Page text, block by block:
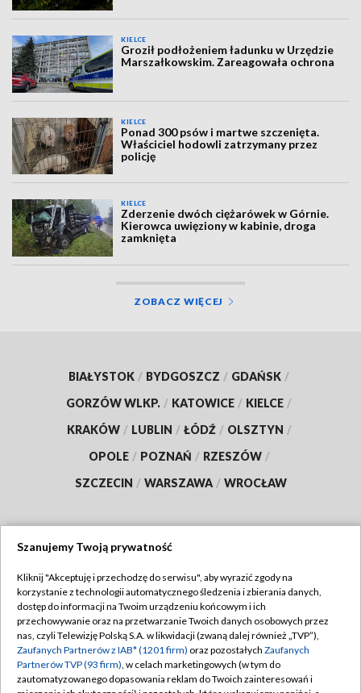
KIELCE
Groził podłożeniem ładunku w Urzędzie
Marszałkowskim. Zareagowała ochrona
KIELCE
Ponad 300 psów i martwe szczenięta.
Właściciel hodowli zatrzymany przez
policję
KIELCE
Zderzenie dwóch ciężarówek w Górnie.
Kierowca uwięziony w kabinie, droga
zamknięta
ZOBACZ WIĘCEJ
BIAŁYSTOK / BYDGOSZCZ / GDAŃSK /
GORZÓW WLKP. / KATOWICE / KIELCE /
KRAKÓW / LUBLIN / ŁÓDŹ / OLSZTYN /
OPOLE / POZNAŃ / RZESZÓW /
SZCZECIN / WARSZAWA / WROCŁAW
TVP
Abonament TVP
Emisja w TVP
Centrum informacji TVP
Regulamin TVP
Polityka prywatności
Moje zgody
Szanujemy Twoją prywatność
Kliknij "Akceptuję i przechodzę do serwisu", aby wyrazić zgody na
korzystanie z technologii automatycznego śledzenia i zbierania danych,
dostęp do informacji na Twoim urządzeniu końcowym i ich
przechowywanie oraz na przetwarzanie Twoich danych osobowych przez
nas, czyli Telewizję Polską S.A. w likwidacji (zwaną dalej również „TVP”),
Zaufanych Partnerów z IAB* (1201 firm) oraz pozostałych Zaufanych
Partnerów TVP (93 firm), w celach marketingowych (w tym do
zautomatyzowanego dopasowania reklam do Twoich zainteresowań i